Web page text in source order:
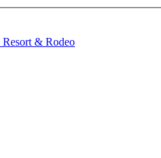
Resort & Rodeo